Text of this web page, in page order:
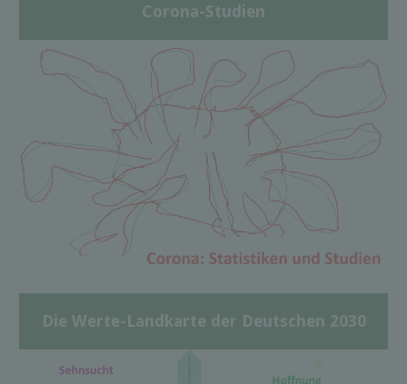
Corona-Studien
Die Werte-Landkarte der Deutschen 2030